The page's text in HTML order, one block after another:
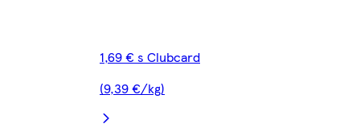
1,69 € s Clubcard
(9,39 €/kg)